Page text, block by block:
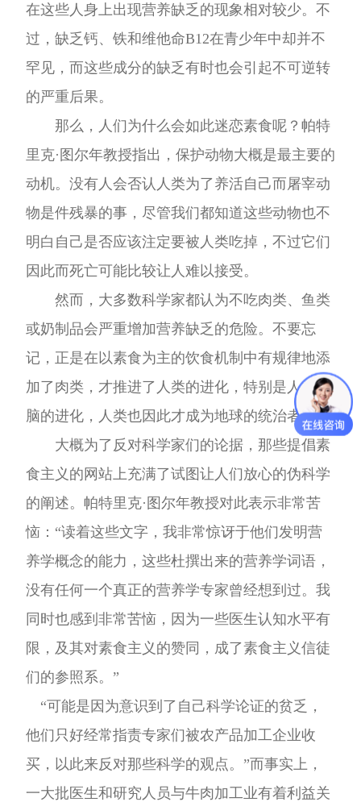
在这些人身上出现营养缺乏的现象相对较少。不
过，缺乏钙、铁和维他命B12在青少年中却并不
罕见，而这些成分的缺乏有时也会引起不可逆转
的严重后果。
那么，人们为什么会如此迷恋素食呢？帕特
里克·图尔年教授指出，保护动物大概是最主要的
动机。没有人会否认人类为了养活自己而屠宰动
物是件残暴的事，尽管我们都知道这些动物也不
明白自己是否应该注定要被人类吃掉，不过它们
因此而死亡可能比较让人难以接受。
然而，大多数科学家都认为不吃肉类、鱼类
或奶制品会严重增加营养缺乏的危险。不要忘
记，正是在以素食为主的饮食机制中有规律地添
加了肉类，才推进了人类的进化，特别是人类大
脑的进化，人类也因此才成为地球的统治者。
大概为了反对科学家们的论据，那些提倡素
食主义的网站上充满了试图让人们放心的伪科学
的阐述。帕特里克·图尔年教授对此表示非常苦
恼：“读着这些文字，我非常惊讶于他们发明营
养学概念的能力，这些杜撰出来的营养学词语，
没有任何一个真正的营养学专家曾经想到过。我
同时也感到非常苦恼，因为一些医生认知水平有
限，及其对素食主义的赞同，成了素食主义信徒
们的参照系。”
“可能是因为意识到了自己科学论证的贫乏，
他们只好经常指责专家们被农产品加工企业收
买，以此来反对那些科学的观点。”而事实上，
一大批医生和研究人员与牛肉加工业有着利益关